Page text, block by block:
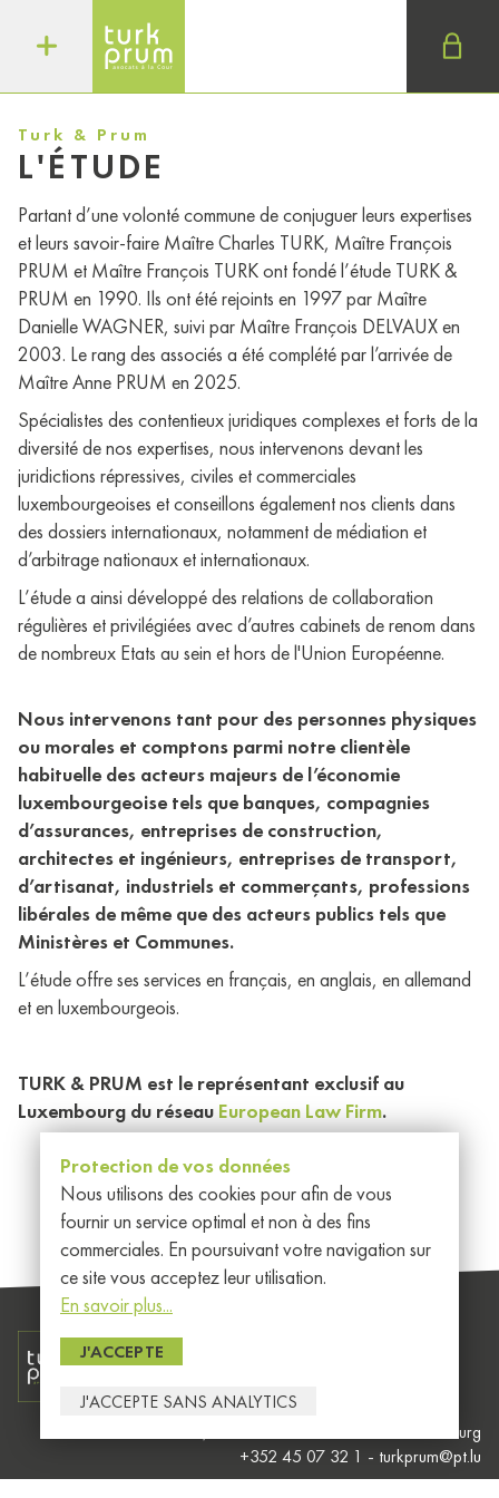
Turk & Prum
L'ÉTUDE
Partant d’une volonté commune de conjuguer leurs expertises
et leurs savoir-faire Maître Charles TURK, Maître François
PRUM et Maître François TURK ont fondé l’étude TURK &
PRUM en 1990. Ils ont été rejoints en 1997 par Maître
Danielle WAGNER, suivi par Maître François DELVAUX en
2003. Le rang des associés a été complété par l’arrivée de
Maître Anne PRUM en 2025.
Spécialistes des contentieux juridiques complexes et forts de la
diversité de nos expertises, nous intervenons devant les
juridictions répressives, civiles et commerciales
luxembourgeoises et conseillons également nos clients dans
des dossiers internationaux, notamment de médiation et
d’arbitrage nationaux et internationaux.
L’étude a ainsi développé des relations de collaboration
régulières et privilégiées avec d’autres cabinets de renom dans
de nombreux Etats au sein et hors de l'Union Européenne.
Nous intervenons tant pour des personnes physiques
ou morales et comptons parmi notre clientèle
habituelle des acteurs majeurs de l’économie
luxembourgeoise tels que banques, compagnies
d’assurances, entreprises de construction,
architectes et ingénieurs, entreprises de transport,
d’artisanat, industriels et commerçants, professions
libérales de même que des acteurs publics tels que
Ministères et Communes.
L’étude offre ses services en français, en anglais, en allemand
et en luxembourgeois.
TURK & PRUM est le représentant exclusif au
Luxembourg du réseau European Law Firm.
Member of EEIG
13A, Avenue Guillaume L-1651 Luxembourg
+352 45 07 32 1 - turkprum@pt.lu
Protection de vos données
Nous utilisons des cookies pour afin de vous
fournir un service optimal et non à des fins
commerciales. En poursuivant votre navigation sur
ce site vous acceptez leur utilisation.
En savoir plus...
Généralités
à
J'ACCEPTE
J'ACCEPTE SANS ANALYTICS